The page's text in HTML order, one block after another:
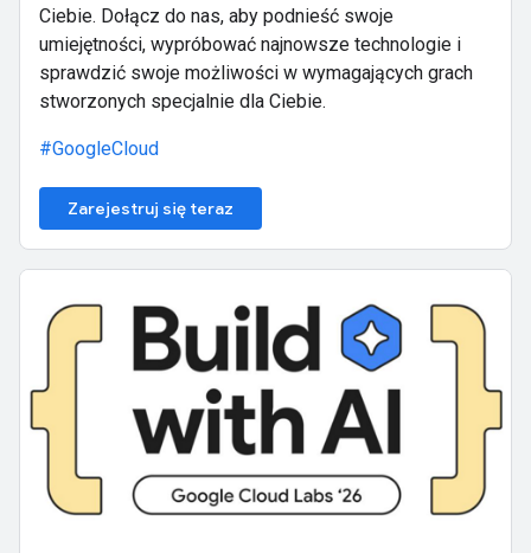
Ciebie. Dołącz do nas, aby podnieść swoje
umiejętności, wypróbować najnowsze technologie i
sprawdzić swoje możliwości w wymagających grach
stworzonych specjalnie dla Ciebie.
#GoogleCloud
Zarejestruj się teraz